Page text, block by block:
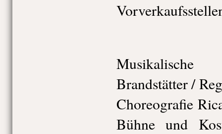
Brandstätter /
Choreografie
Bühne und